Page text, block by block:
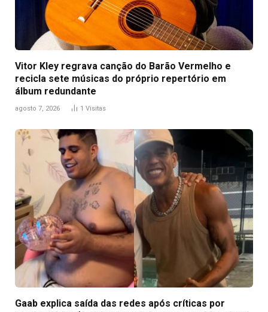
Vitor Kley regrava canção do Barão Vermelho e
recicla sete músicas do próprio repertório em
álbum redundante
agosto 7, 2026 1 Visitas
Gaab explica saída das redes após críticas por